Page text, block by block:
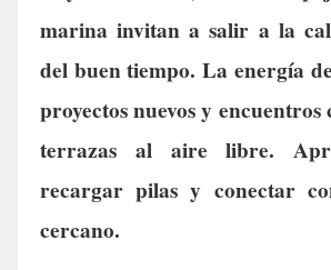
marina invitan a salir a la
del buen tiempo. La energía
proyectos nuevos y encuentros
terrazas al aire libre.
recargar pilas y conectar
cercano.